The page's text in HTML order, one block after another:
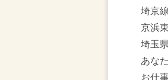
埼京
京浜
埼玉
あな
お仕